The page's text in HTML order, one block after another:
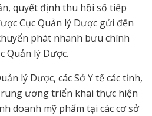
quyết định thu hồi số tiếp
Cục Quản lý Dược gửi đến
phát nhanh bưu chính
Quản lý Dược.
lý Dược, các Sở Y tế các tỉnh,
ương triển khai thực hiện
doanh mỹ phẩm tại các cơ sở